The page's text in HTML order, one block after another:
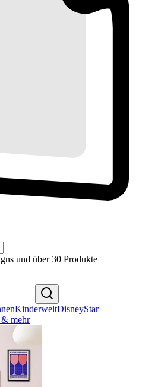
und über 30 Produkte
KinderweltDisneyStar
mehr